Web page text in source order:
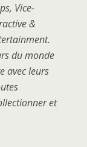
Vice-
&
du monde
avec leurs
et